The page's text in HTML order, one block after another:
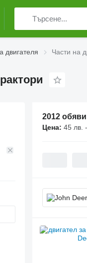
двигателя Части на
2012
Цена: 45 лв.